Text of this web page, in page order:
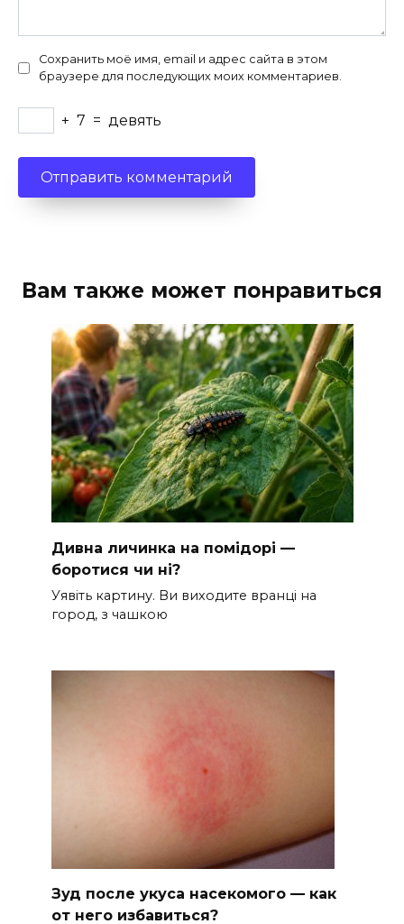
Сохранить моё имя, email и адрес сайта в этом
браузере для последующих моих комментариев.
+ 7 = девять
Вам также может понравиться
Дивна личинка на помідорі —
боротися чи ні?
Уявіть картину. Ви виходите вранці на
город, з чашкою
Зуд после укуса насекомого — как
от него избавиться?